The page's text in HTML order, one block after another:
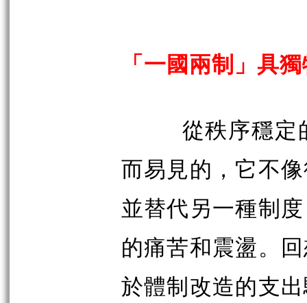
「一國兩制」具
從秩序穩定
而易見的，它不
並替代另一種制
的痛苦和震盪。
於體制改造的支